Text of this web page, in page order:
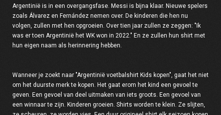
Argentinië is in een overgangsfase. Messi is bijna klaar. Nieuwe spelers
zoals Álvarez en Fernández nemen over. De kinderen die hen nu
volgen, zullen met hen opgroeien. Over tien jaar zullen ze zeggen: "Ik
was er toen Argentinië het WK won in 2022." En ze zullen hun shirt met
hun eigen naam als herinnering hebben.
Wanneer je zoekt naar "Argentinië voetbalshirt Kids kopen", gaat het niet
om het duurste merk te kopen. Het gaat erom het kind een gevoel te
geven. Een gevoel van deel uitmaken van iets groots. Een gevoel van
een winnaar te zijn. Kinderen groeien. Shirts worden te klein. Ze slijten,